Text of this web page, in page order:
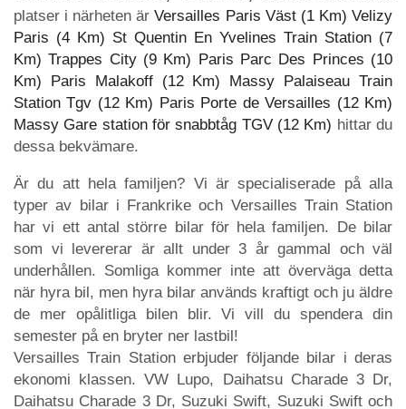
platser i närheten ärVersailles Paris Väst (1 Km) Velizy
Paris (4 Km) St Quentin En Yvelines Train Station (7
Km) Trappes City (9 Km) Paris Parc Des Princes (10
Km)
Paris Malakoff (12 Km)
Massy Palaiseau Train
Station Tgv (12 Km) Paris Porte de Versailles (12 Km)
Massy Gare station för snabbtåg TGV (12 Km) hittar du
dessa bekvämare.
Är du att hela familjen? Vi är specialiserade på alla
typer av bilar i Frankrike och Versailles Train Station
har vi ett antal större bilar för hela familjen. De bilar
som vi levererar är allt under 3 år gammal och väl
underhållen. Somliga kommer inte att överväga detta
när hyra bil, men hyra bilar används kraftigt och ju äldre
de mer opålitliga bilen blir. Vi vill du spendera din
semester på en bryter ner lastbil!
Versailles Train Station erbjuder följande bilar i deras
ekonomi klassen. VW Lupo, Daihatsu Charade 3 Dr,
Daihatsu Charade 3 Dr, Suzuki Swift, Suzuki Swift och